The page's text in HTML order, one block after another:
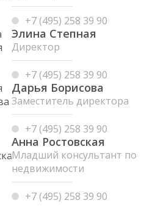
+7 (495) 258 39 90
Элина Степная
Директор
+7 (495) 258 39 90
Дарья Борисова
Заместитель директора
+7 (495) 258 39 90
Анна Ростовская
Младший консультант по
недвижимости
+7 (495) 258 39 90